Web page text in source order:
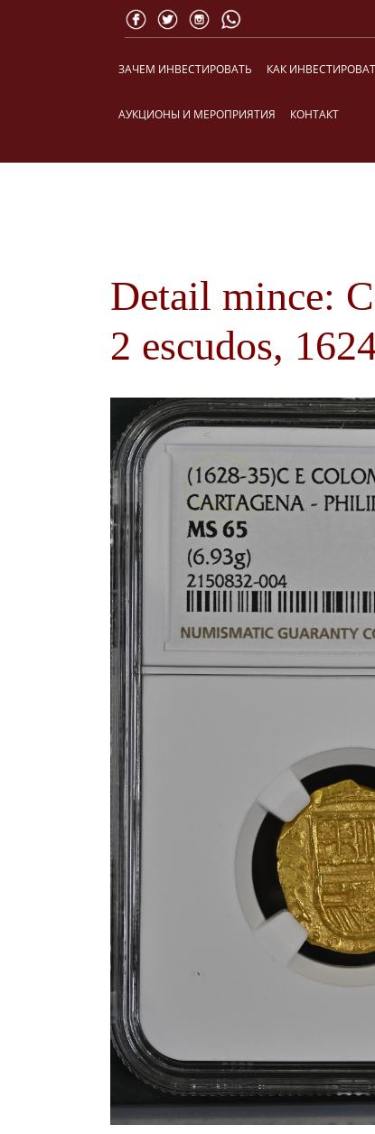
ЗАЧЕМ ИНВЕСТИРОВАТЬ КАК
АУКЦИОНЫ И МЕРОПРИЯТИЯ КОНТАКТ
Detail mince:
2 escudos,